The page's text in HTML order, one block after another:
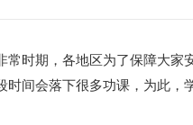
时期，各地区为了保障大家
间会落下很多功课，为此，